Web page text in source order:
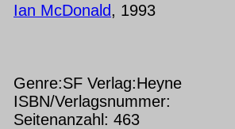
Ian McDonald, 1993
Genre:SF Verlag:Heyne
ISBN/Verlagsnummer:
Seitenanzahl: 463